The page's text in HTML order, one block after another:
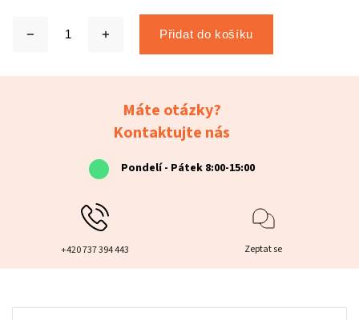
Přidat do košíku
Máte otázky?
Kontaktujte nás
Pondelí - Pátek 8:00-15:00
+420 737 394 443 Zeptat se